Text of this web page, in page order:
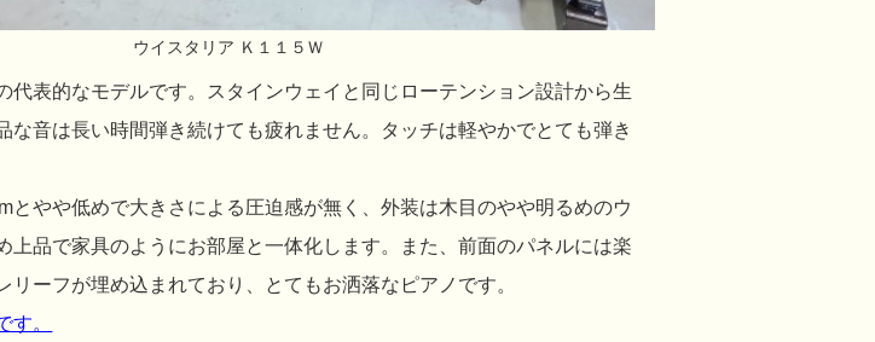
ウイスタリア Ｋ１１５Ｗ
代表的なモデルです。スタインウェイと同じローテンション設計から生
な音は長い時間弾き続けても疲れません。タッチは軽やかでとても弾き
とやや低めで大きさによる圧迫感が無く、外装は木目のやや明るめのウ
上品で家具のようにお部屋と一体化します。また、前面のパネルには楽
リーフが埋め込まれており、とてもお洒落なピアノです。
す。